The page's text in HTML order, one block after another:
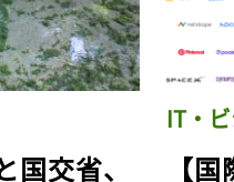
国交省、
IT・
【